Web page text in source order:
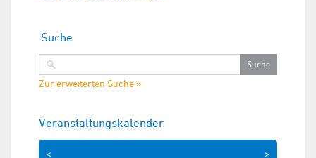
Suche
Zur erweiterten Suche »
Veranstaltungskalender
>
<